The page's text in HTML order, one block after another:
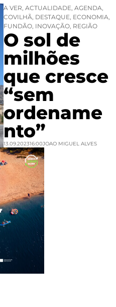
A VER, ACTUALIDADE, AGENDA,
COVILHÃ, DESTAQUE, ECONOMIA,
FUNDÃO, INOVAÇÃO, REGIÃO
O sol de
milhões
que cresce
“sem
ordename
nto”
13.09.202316:00JOAO MIGUEL ALVES